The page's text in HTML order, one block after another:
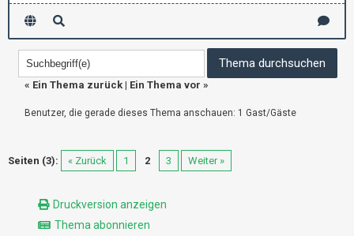
« Ein Thema zurück | Ein Thema vor »
Benutzer, die gerade dieses Thema anschauen: 1 Gast/Gäste
Seiten (3): « Zurück 1 2 3 Weiter »
Druckversion anzeigen
Thema abonnieren